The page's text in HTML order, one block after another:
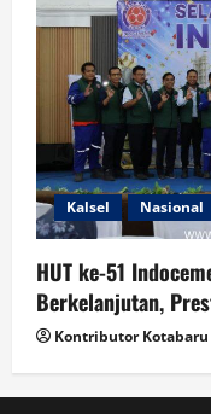
Kalsel Nasional
HUT ke-51
Berkelanjutan,
Kontributor Kotabaru